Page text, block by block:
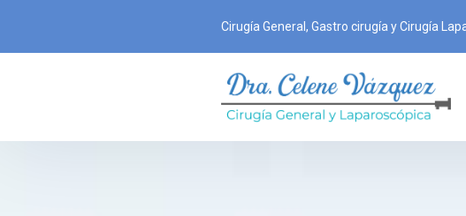
Cirugía General, Gastro cirugía y Cirugía